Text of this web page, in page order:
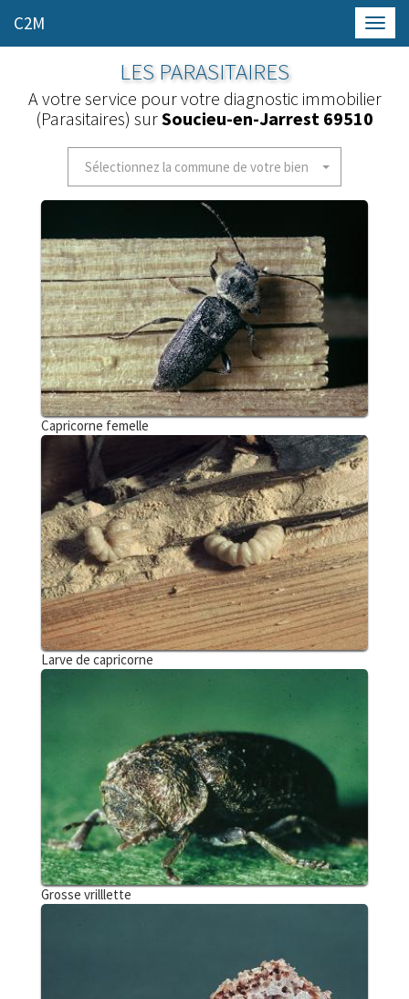
C2M
LES PARASITAIRES
A votre service pour votre diagnostic immobilier
(Parasitaires) surSoucieu-en-Jarrest 69510
Sélectionnez la commune de votre bien
Capricorne femelle
Larve de capricorne
Grosse vrilllette